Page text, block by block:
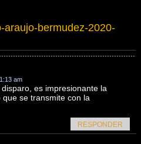
araujo-bermudez-2020-
am
es impresionante la
se transmite con la
RESPONDER